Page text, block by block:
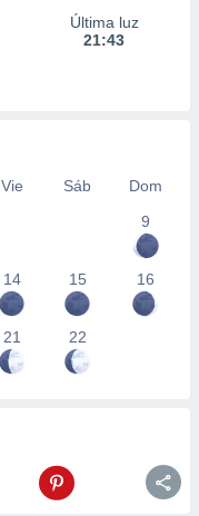
Última luz
21:43
Vie Sáb
Dom
9
14 15 16
21 22